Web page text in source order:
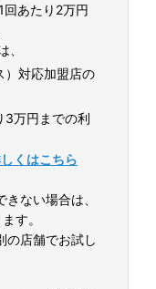
あたり2万円
、
）対応加盟店の
3万円までの利
くはこちら
ない場合は、
す。
の店舗でお試し